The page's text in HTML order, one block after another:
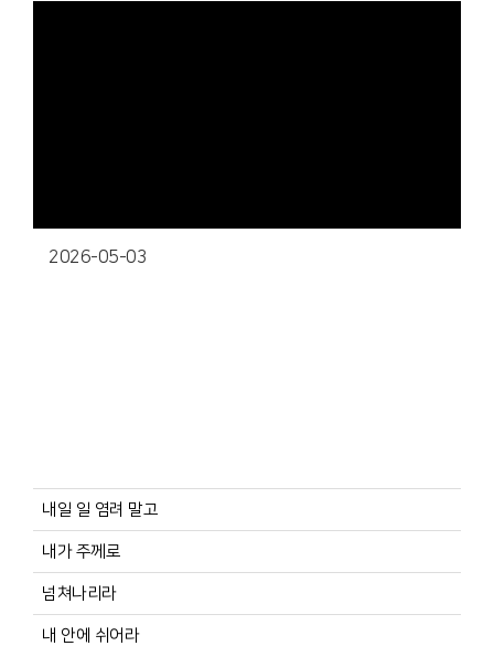
2026-05-03
내일 일 염려 말고
내가 주께로
넘쳐나리라
내 안에 쉬어라